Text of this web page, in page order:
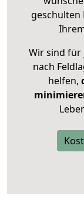
Wir sind für
nach
helfen,